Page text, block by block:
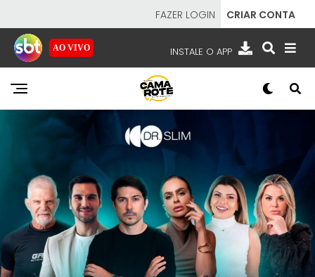
FAZER LOGIN CRIAR CONTA
AO VIVO INSTALE O APP
EMISSORAS
NOSSAS REDES
SBT- SISTEMA BRASILEIRO DE TELEVISÃO